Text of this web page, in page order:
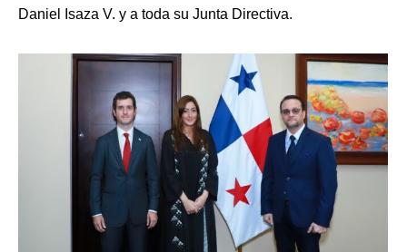
Daniel Isaza V. y a toda su Junta Directiva.